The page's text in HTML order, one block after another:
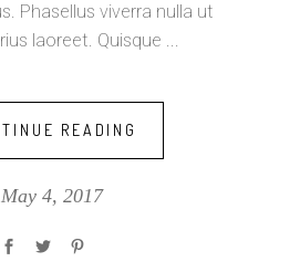
Phasellus viverra nulla ut
laoreet. Quisque
READING
May 4, 2017